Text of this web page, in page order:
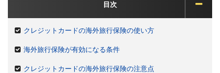
目次
クレジットカードの海外旅行保険の使い方
海外旅行保険が有効になる条件
クレジットカードの海外旅行保険の注意点